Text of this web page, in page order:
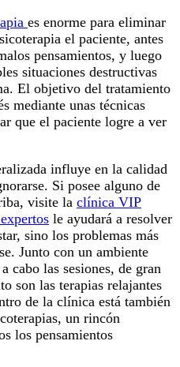
es enorme para eliminar
el paciente, antes
pensamientos, y luego
situaciones destructivas
El objetivo del tratamiento
mediante unas técnicas
que el paciente logre a ver
influye en la calidad
Si posee alguno de
visite la clínica VIP
le ayudará a resolver
sino los problemas más
Junto con un ambiente
cabo las sesiones, de gran
son las terapias relajantes
de la clínica está también
un rincón
los pensamientos